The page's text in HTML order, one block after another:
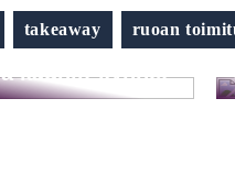
takeaway ruoan
saat terveet
kauniit kynnet